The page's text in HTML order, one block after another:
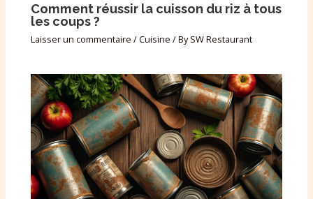
Comment réussir la cuisson du riz à tous
les coups ?
Laisser un commentaire /Cuisine / BySW Restaurant